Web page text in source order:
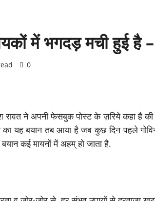
में भगदड़ मची हुई है –
0
रावत ने अपनी फेसबुक पोस्ट के ज़रिये कहा है
का यह बयान तब आया है जब कुछ दिन पहले
कई मायनों में अहम् हो जाता है.